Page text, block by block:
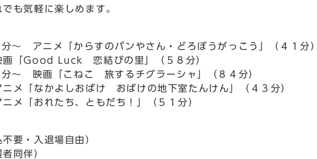
も気軽に楽しめます。
アニメ「からすのパンやさん・どろぼうがっこう」（４１分）
恋結びの里」（５８分）
～ 映画「こねこ 旅するチグラーシャ」（８４分）
おばけ おばけの地下室たんけん」（４３分）
ち、ともだち！」（５１分）
要・入退場自由）
同伴）